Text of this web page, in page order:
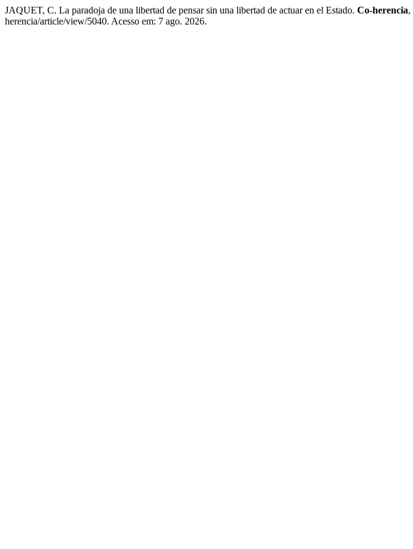
JAQUET, C. La paradoja de una libertad de pensar sin una libertad de actuar en el Estado. Co-herencia,
herencia/article/view/5040. Acesso em: 7 ago. 2026.